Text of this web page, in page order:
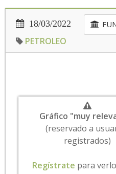
18/03/2022
PETROLEO
Gráfico "muy
(reservado a
registrados)
Regístrate para